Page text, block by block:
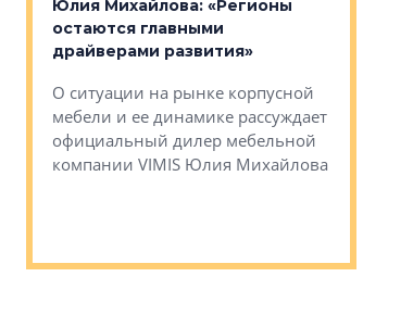
Юлия Михайлова: «Регионы
остаются главными
драйверами развития»
О ситуации на рынке корпусной
мебели и ее динамике рассуждает
официальный дилер мебельной
компании VIMIS Юлия Михайлова